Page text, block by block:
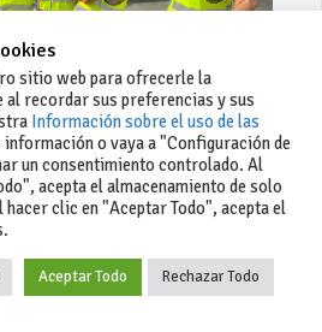
2026 74 0 0
mejoras en la
Barrios
sitio web para ofrecerle la
al recordar sus preferencias y sus
Información sobre el uso de las
información o vaya a "Configuración de
un consentimiento controlado. Al
acepta el almacenamiento de solo
clic en "Aceptar Todo", acepta el
Aceptar Todo Rechazar Todo